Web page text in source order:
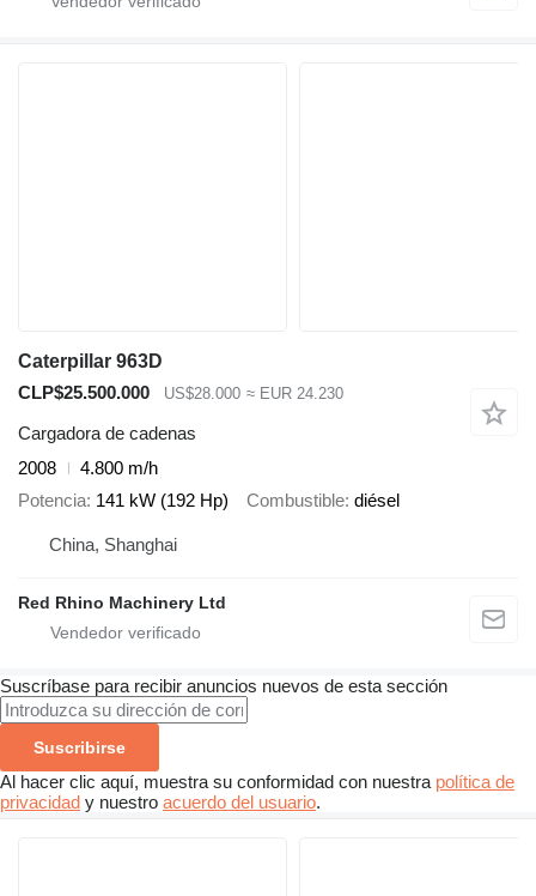
Caterpillar 963D
CLP$25.500.000
US$28.000 ≈ EUR 24.230
Cargadora de cadenas
2008
4.800 m/h
Potencia 141 kW (192 Hp) Combustible diésel
China, Shanghai
Red Rhino Machinery Ltd
Suscríbase para recibir anuncios nuevos de esta sección
Suscribirse
Al hacer clic aquí, muestra su conformidad con nuestra política de
privacidad y nuestro acuerdo del usuario.